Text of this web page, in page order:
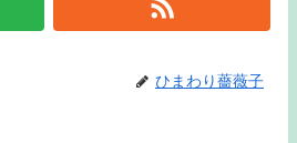
ひまわり薔薇子